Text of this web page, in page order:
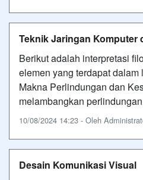
Teknik Jaringan Komputer
Berikut adalah interpretasi
elemen yang terdapat dalam
Makna Perlindungan dan
melambangkan
10/08/2024 14:23 - Oleh
Desain Komunikasi Visual